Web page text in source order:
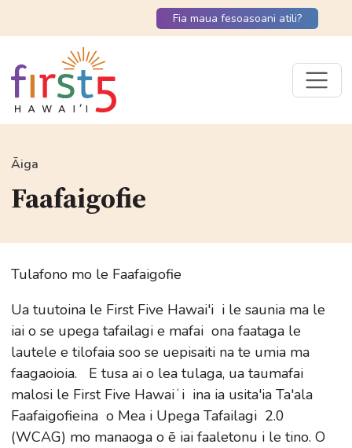
Fia maua fesoasoani atili?
Āiga
Faafaigofie
Tulafono mo le Faafaigofie
Ua tuutoina le First Five Hawai'i i le saunia ma le
iai o se upega tafailagi e mafai ona faataga le
lautele e tilofaia soo se uepisaiti na te umia ma
faagaoioia. E tusa ai o lea tulaga, ua taumafai
malosi le First Five Hawaiʻi ina ia usita'ia Ta'ala
Faafaigofieina o Mea i Upega Tafailagi 2.0
(WCAG) mo manaoga o ē iai faaletonu i le tino. O